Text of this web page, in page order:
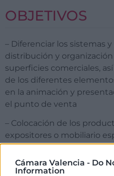
Cámara Valencia - Do
Information
OBJETIVOS
– Diferenciar los sistemas
distribución y
superficies comerciales,
de los diferentes
en la animación y
el punto de venta
– Colocación de los
expositores o mobiliario
correctamente y
adecuadas de